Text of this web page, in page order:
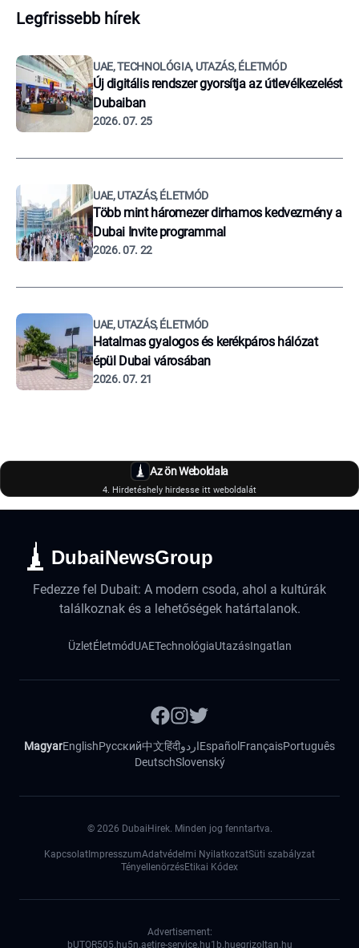
Legfrissebb hírek
UAE, TECHNOLÓGIA, UTAZÁS, ÉLETMÓD
Új digitális rendszer gyorsítja az útlevélkezelést
Dubaiban
2026. 07. 25
UAE, UTAZÁS, ÉLETMÓD
Több mint háromezer dirhamos kedvezmény a
Dubai Invite programmal
2026. 07. 22
UAE, UTAZÁS, ÉLETMÓD
Hatalmas gyalogos és kerékpáros hálózat
épül Dubai városában
2026. 07. 21
Az ön Weboldala
4. Hirdetéshely hirdesse itt weboldalát
DubaiNewsGroup
Fedezze fel Dubait: A modern csoda, ahol a kultúrák
találkoznak és a lehetőségek határtalanok.
ÜzletÉletmódUAETechnológiaUtazásIngatlan
MagyarEnglishРусский中文हिंदीاردوEspañol FrançaisPortuguês
DeutschSlovenský
© 2026 DubaiHirek. Minden jog fenntartva.
Kapcsolat ImpresszumAdatvédelmi NyilatkozatSüti szabályzat
TényellenörzésEtikai Kódex
Advertisement:
bUTOR505.hu5n.aetire-service.hu1b.huegrizoltan.hu